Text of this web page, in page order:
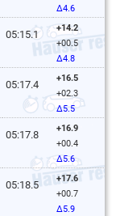
Δ4.6
05:15.1
+14.2
+00.5
Δ4.8
05:17.4
+16.5
+02.3
Δ5.5
05:17.8
+16.9
+00.4
Δ5.6
05:18.5
+17.6
+00.7
Δ5.9